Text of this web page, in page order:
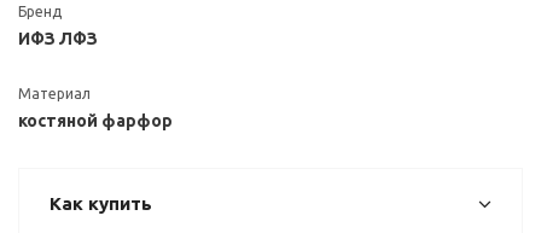
Бренд
ИФЗ ЛФЗ
Материал
костяной фарфор
Как купить